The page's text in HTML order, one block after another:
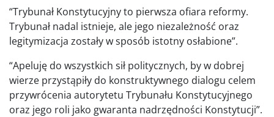
“Trybunał Konstytucyjny to pierwsza ofiara reformy.
Trybunał nadal istnieje, ale jego niezależność oraz
legitymizacja zostały w sposób istotny osłabione”.
“Apeluję do wszystkich sił politycznych, by w dobrej
wierze przystąpiły do konstruktywnego dialogu celem
przywrócenia autorytetu Trybunału Konstytucyjnego
oraz jego roli jako gwaranta nadrzędności Konstytucji”.